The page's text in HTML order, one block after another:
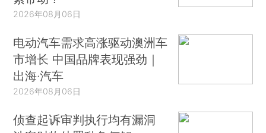
2026年08月06日
电动汽车需求高涨驱动澳洲车
市增长 中国品牌表现强劲｜
出海·汽车
2026年08月06日
侦查起诉审判执行均有漏洞